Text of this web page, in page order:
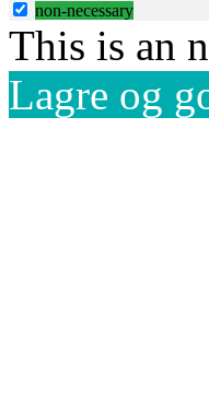
non-necessary
This is an
Lagre og